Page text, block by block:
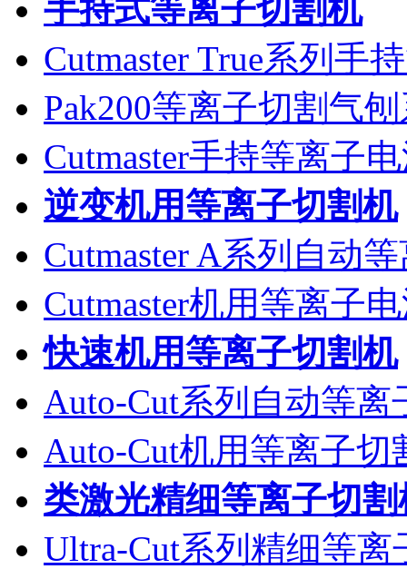
手持式等离子切割机
Cutmaster True系列手
Pak200等离子切割气
Cutmaster手持等离子
逆变机用等离子切割机
Cutmaster A系列自动
Cutmaster机用等离子
快速机用等离子切割机
Auto-Cut系列自动等离
Auto-Cut机用等离子
类激光精细等离子切割
Ultra-Cut系列精细等离